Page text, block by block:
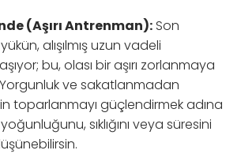
(Aşırı Antrenman): Son
alışılmış uzun vadeli
bu, olası bir aşırı zorlanmaya
ve sakatlanmadan
toparlanmayı güçlendirmek adına
sıklığını veya süresini